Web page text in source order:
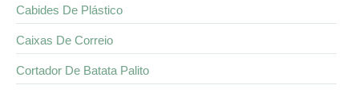
Cabides De Plástico
Caixas De Correio
Cortador De Batata Palito